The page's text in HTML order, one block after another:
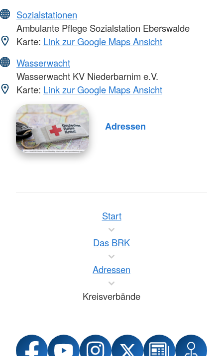
Sozialstationen
Ambulante Pflege Sozialstation Eberswalde
Karte: Link zur Google Maps Ansicht
Wasserwacht
Wasserwacht KV Niederbarnim e.V.
Karte: Link zur Google Maps Ansicht
Adressen
Start
Das BRK
Adressen
Kreisverbände